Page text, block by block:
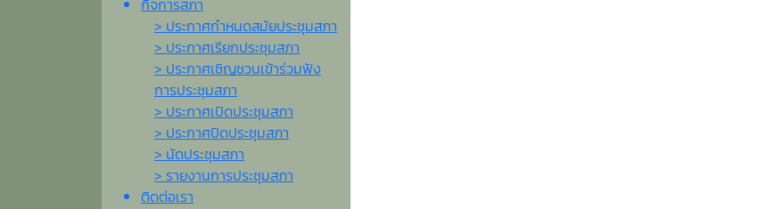
กิจการสภา
> ประกาศกำหนดสมัยประชุมสภา
> ประกาศเรียกประชุมสภา
> ประกาศเชิญชวนเข้าร่วมฟัง
การประชุมสภา
> ประกาศเปิดประชุมสภา
> ประกาศปิดประชุมสภา
> นัดประชุมสภา
> รายงานการประชุมสภา
ติดต่อเรา